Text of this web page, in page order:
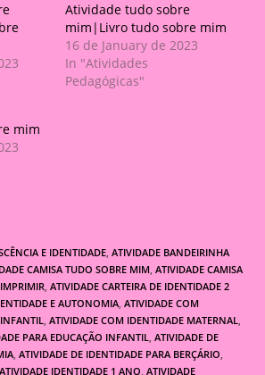
Atividade tudo sobre
mim|Livro tudo sobre mim
16 de January de 2023
In "Atividades
Pedagógicas"
mim
E IDENTIDADE, ATIVIDADE BANDEIRINHA
CAMISA TUDO SOBRE MIM, ATIVIDADE CAMISA
, ATIVIDADE CARTEIRA DE IDENTIDADE 2
E AUTONOMIA, ATIVIDADE COM
, ATIVIDADE COM IDENTIDADE MATERNAL,
PARA EDUCAÇÃO INFANTIL, ATIVIDADE DE
, ATIVIDADE DE IDENTIDADE PARA BERÇÁRIO,
ATIVIDADE IDENTIDADE 1 ANO, ATIVIDADE